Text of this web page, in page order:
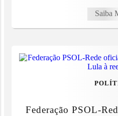
Saiba
Federação PSOL-